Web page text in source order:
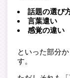
話題の選び
言葉遣い
感覚の違い
といった部分
す。